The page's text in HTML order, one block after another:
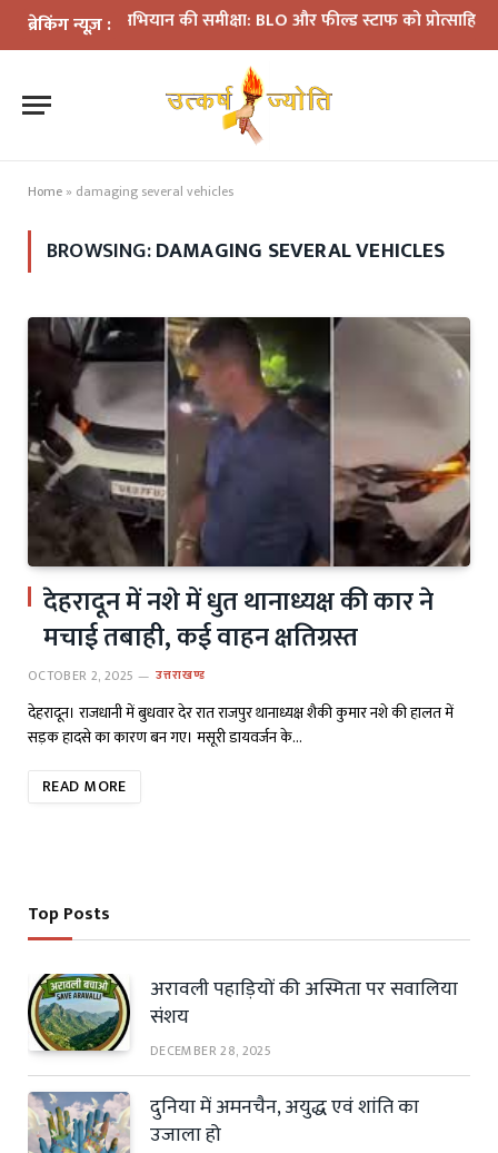
ब्रेकिंग न्यूज़ :
SIR अभियान की समीक्षा: BLO और फील्ड स्टाफ को प्रोत्साहित करें
Home » damaging several vehicles
BROWSING:DAMAGING SEVERAL VEHICLES
देहरादून में नशे में धुत थानाध्यक्ष की कार ने
मचाई तबाही, कई वाहन क्षतिग्रस्त
OCTOBER 2, 2025 उत्तराखण्ड
देहरादून। राजधानी में बुधवार देर रात राजपुर थानाध्यक्ष शैकी कुमार नशे की हालत में
सड़क हादसे का कारण बन गए। मसूरी डायवर्जन के…
READ MORE
Top Posts
अरावली पहाड़ियों की अस्मिता पर सवालिया
संशय
DECEMBER 28, 2025
दुनिया में अमनचैन, अयुद्ध एवं शांति का
उजाला हो